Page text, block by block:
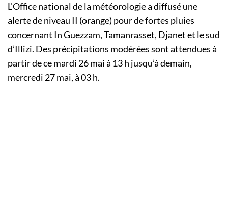
L’Office national de la météorologie a diffusé une
alerte de niveau II (orange) pour de fortes pluies
concernant In Guezzam, Tamanrasset, Djanet et le sud
d’Illizi. Des précipitations modérées sont attendues à
partir de ce mardi 26 mai à 13 h jusqu’à demain,
mercredi 27 mai, à 03 h.